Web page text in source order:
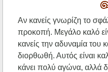
Αν κανείς γνωρίζη το
προκοπή. Μεγάλο καλό
κανείς την αδυναμία του
διορθωθή. Αυτός είναι
κάνει πολύ αγώνα, αλλά